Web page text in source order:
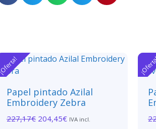
¡Oferta!
Papel pintado Azilal
Embroidery Zebra
227,17€ 204,45€ IVA incl.